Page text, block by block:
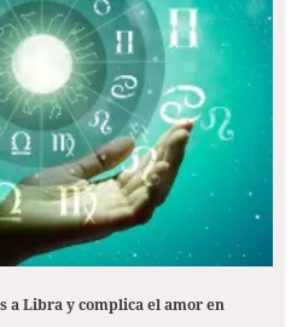
a Libra y complica el amor en